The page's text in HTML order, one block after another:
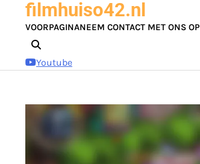
filmhuiso42.nl
VOORPAGINANEEM CONTACT MET ONS OP
Youtube